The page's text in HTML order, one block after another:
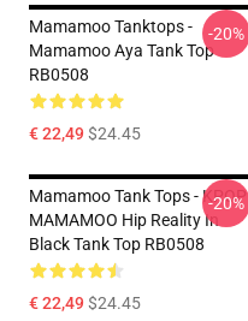
Mamamoo Tanktops -
Mamamoo Aya Tank Top
RB0508
€ 22,49$24.45
-20%
Mamamoo Tank Tops - KPOP
MAMAMOO Hip Reality In
Black Tank Top RB0508
€ 22,49$24.45
-20%